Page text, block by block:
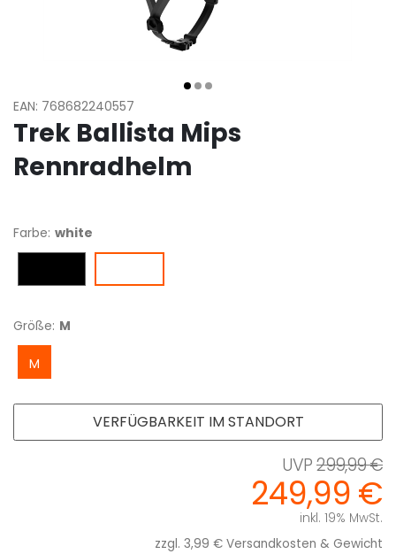
EAN: 768682240557
Trek Ballista Mips
Rennradhelm
Farbe: white
Größe: M
M
299,99 €
249,99 €
inkl. 19% MwSt.
zzgl. 3,99 € Versandkosten & Gewicht
VERFÜGBARKEIT IM STANDORT